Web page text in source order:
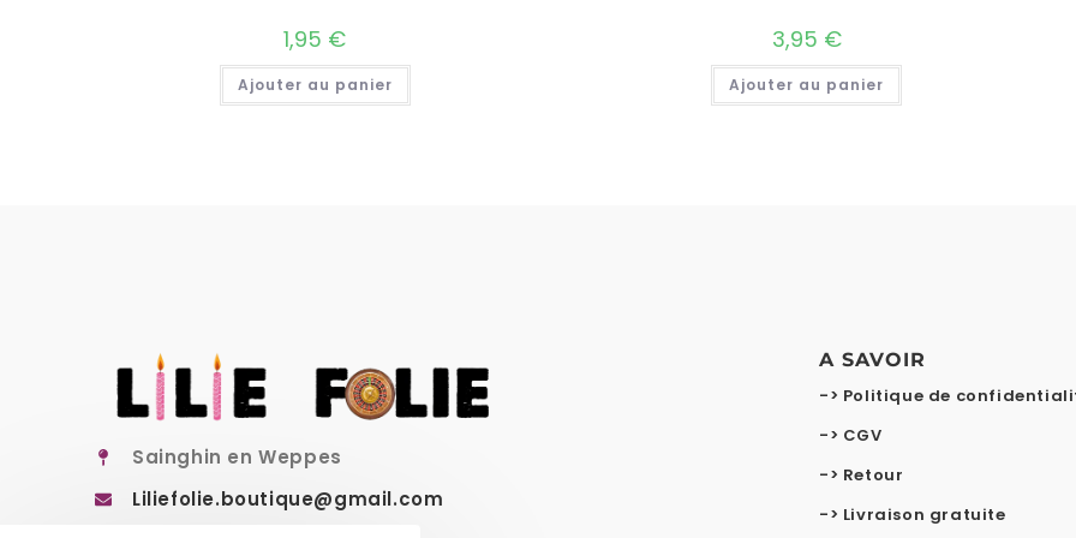
1,95 €
Ajouter au panier
3,95 €
Ajouter au panier
Sainghin en Weppes
Liliefolie.boutique@gmail.com
A SAVOIR
-> Politique de
-> CGV
-> Retour
-> Livraison gratuite